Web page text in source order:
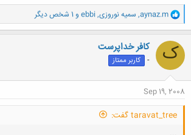
و
ا
ک
ن
ش
ه
ا
aynaz.m
, سمیه نوروزی,
ebbi و 1 شخص دیگر
ک کافر خداپرست
- کاربر ممتاز
Sep 19, 2008
taravat_tree گفت: